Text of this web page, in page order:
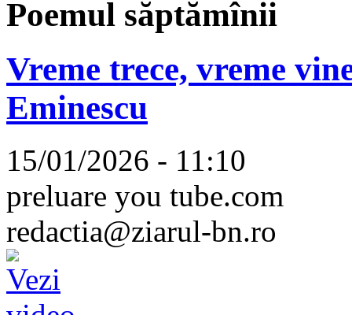
Poemul săptămînii
Vreme trece, vreme
Eminescu
15/01/2026 - 11:10
preluare you tube.com
redactia@ziarul-bn.ro